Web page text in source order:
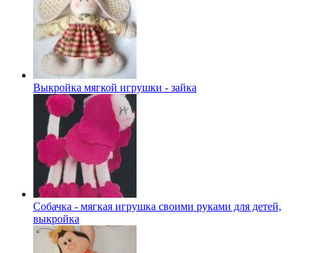
Выкройка мягкой игрушки - зайка
Собачка - мягкая игрушка своими руками для детей,
выкройка